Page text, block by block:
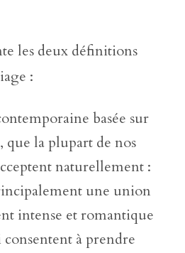
les deux définitions
:
basée sur
que la plupart de nos
naturellement :
une union
intense et romantique
à prendre